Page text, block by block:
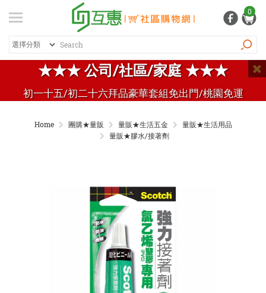
★★★ 公司/社區/家庭 ★★★
初一十五/初二十六拜品豪華套組免出門/桃園免運
0
登入 / 註冊
紅利專區
熱銷商品
Home 團購★量販 量販★生活五金
量販★生活用品
量販★膠水/接著劑